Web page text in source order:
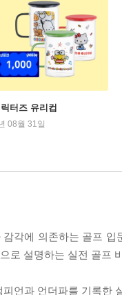
터즈 유리컵
08월 31일
각에 의존하는 골프
로 설명하는 실전 골프
언과 언더파를 기록한